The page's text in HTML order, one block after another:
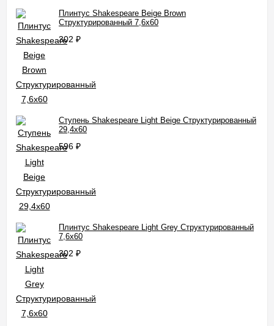
Плинтус Shakespeare Beige Brown
Структурированный 7,6x60
302 ₽
Ступень Shakespeare Light Beige Структурированный
29,4x60
596 ₽
Плинтус Shakespeare Light Grey Структурированный
7,6x60
302 ₽